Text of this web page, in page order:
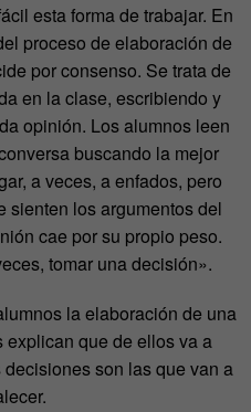
esta forma de trabajar. En
proceso de elaboración de
por consenso. Se trata de
en la clase, escribiendo y
opinión. Los alumnos leen
buscando la mejor
a veces, a enfados, pero
sienten los argumentos del
cae por su propio peso.
tomar una decisión».
la elaboración de una
que de ellos va a
son las que van a